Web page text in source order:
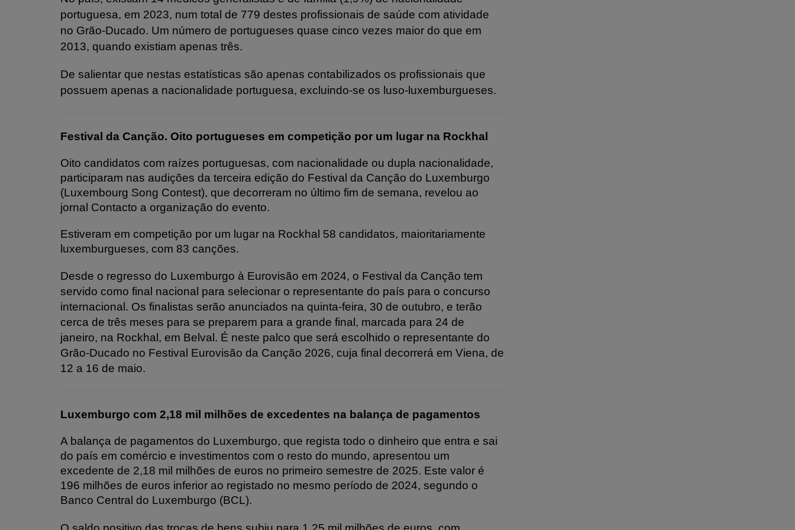
portuguesa, em 2023, num total de 779 destes profissionais de saúde com atividade
no Grão-Ducado. Um número de portugueses quase cinco vezes maior do que em
2013, quando existiam apenas três.
De salientar que nestas estatísticas são apenas contabilizados os profissionais que
possuem apenas a nacionalidade portuguesa, excluindo-se os luso-luxemburgueses.
Festival da Canção. Oito portugueses em competição por um lugar na Rockhal
Oito candidatos com raízes portuguesas, com nacionalidade ou dupla nacionalidade,
participaram nas audições da terceira edição do Festival da Canção do Luxemburgo
(Luxembourg Song Contest), que decorreram no último fim de semana, revelou ao
jornal Contacto a organização do evento.
Estiveram em competição por um lugar na Rockhal 58 candidatos, maioritariamente
luxemburgueses, com 83 canções.
Desde o regresso do Luxemburgo à Eurovisão em 2024, o Festival da Canção tem
servido como final nacional para selecionar o representante do país para o concurso
internacional. Os finalistas serão anunciados na quinta-feira, 30 de outubro, e terão
cerca de três meses para se preparem para a grande final, marcada para 24 de
janeiro, na Rockhal, em Belval. É neste palco que será escolhido o representante do
Grão-Ducado no Festival Eurovisão da Canção 2026, cuja final decorrerá em Viena, de
12 a 16 de maio.
Luxemburgo com 2,18 mil milhões de excedentes na balança de pagamentos
A balança de pagamentos do Luxemburgo, que regista todo o dinheiro que entra e sai
do país em comércio e investimentos com o resto do mundo, apresentou um
excedente de 2,18 mil milhões de euros no primeiro semestre de 2025. Este valor é
196 milhões de euros inferior ao registado no mesmo período de 2024, segundo o
Banco Central do Luxemburgo (BCL).